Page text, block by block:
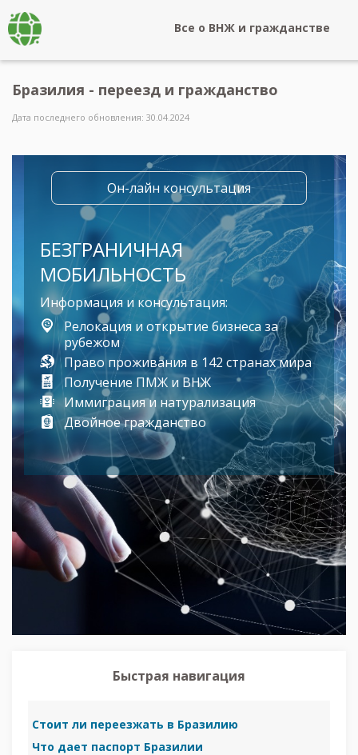
Все о ВНЖ и гражданстве
Бразилия - переезд и гражданство
Дата последнего обновления: 30.04.2024
Он-лайн консультация
БЕЗГРАНИЧНАЯ
МОБИЛЬНОСТЬ
Информация и консультация:
Релокация и открытие бизнеса за
рубежом
Право проживания в 142 странах мира
Получение ПМЖ и ВНЖ
Иммиграция и натурализация
Двойное гражданство
Быстрая навигация
Стоит ли переезжать в Бразилию
Что дает паспорт Бразилии